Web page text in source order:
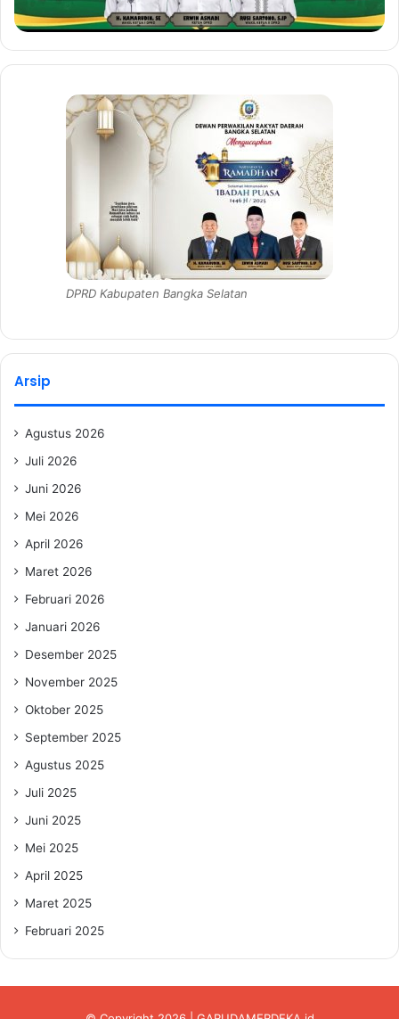
DPRD Kabupaten Bangka Selatan
Arsip
Agustus 2026
Juli 2026
Juni 2026
Mei 2026
April 2026
Maret 2026
Februari 2026
Januari 2026
Desember 2025
November 2025
Oktober 2025
September 2025
Agustus 2025
Juli 2025
Juni 2025
Mei 2025
April 2025
Maret 2025
Februari 2025